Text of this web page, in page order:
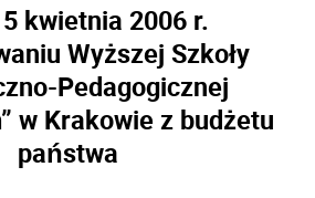
kwietnia 2006 r.
Wyższej Szkoły
Pedagogicznej
w Krakowie z budżetu
państwa